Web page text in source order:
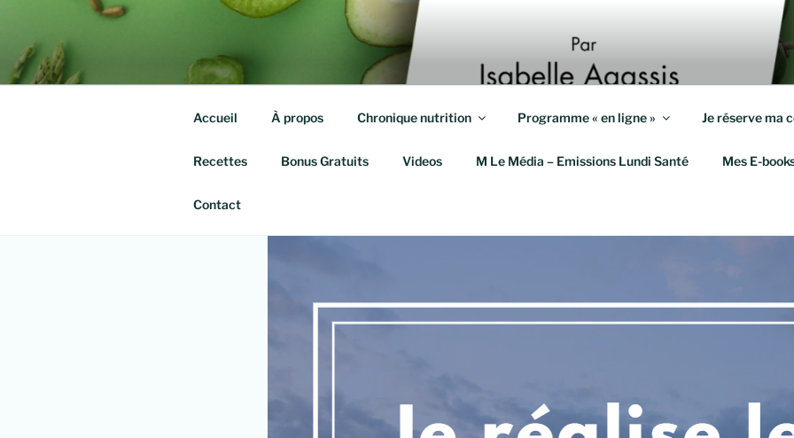
contenu
principal
QUITTE TES KILOS
Isabelle agassis – Nutrithérapeute et Coach en Mieux-Être
Accueil À propos Chronique nutrition Programme « en ligne » Je réserve ma
Recettes Bonus Gratuits Videos M Le Média – Emissions Lundi Santé Mes E-
Contact